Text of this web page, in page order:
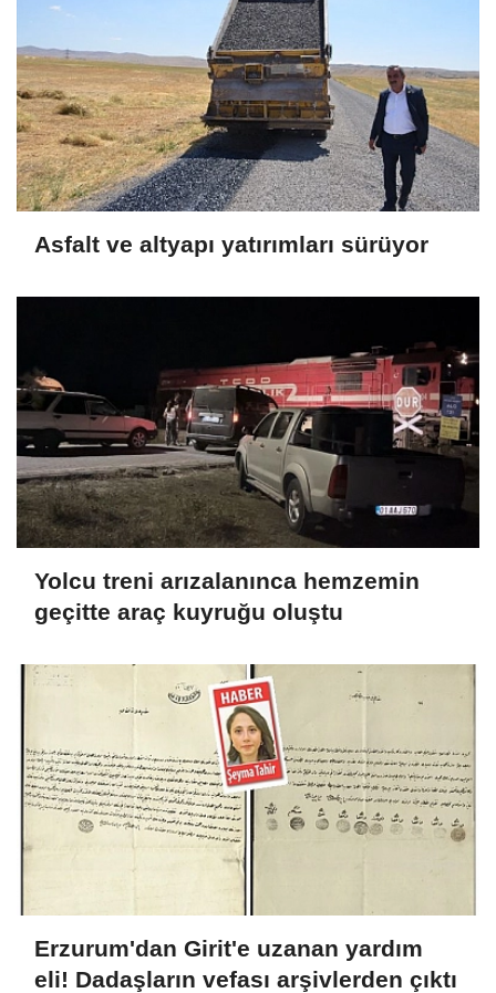
Asfalt ve altyapı yatırımları sürüyor
Yolcu treni arızalanınca hemzemin
geçitte araç kuyruğu oluştu
Erzurum'dan Girit'e uzanan yardım
eli! Dadaşların vefası arşivlerden çıktı